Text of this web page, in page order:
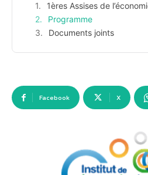
1ères Assises de
Programme
Documents joints
Facebook X